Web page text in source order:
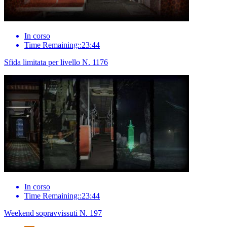
In corso
Time Remaining::23:44
Sfida limitata per livello N. 1176
In corso
Time Remaining::23:44
Weekend sopravvissuti N. 197